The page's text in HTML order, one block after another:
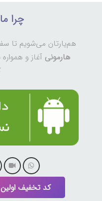
چرا
هم‌یارتان می‌شویم تا
هارمونی آغاز و
کد تخفیف